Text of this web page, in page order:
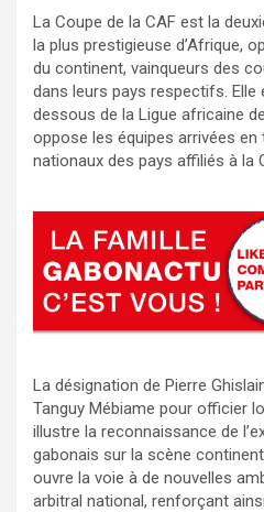
La Coupe de la CAF est la
la plus prestigieuse d’Afrique,
du continent, vainqueurs des
dans leurs pays respectifs. Elle
dessous de la Ligue africaine
oppose les équipes arrivées
nationaux des pays affiliés à la
La désignation de Pierre
Tanguy Mébiame pour officier
illustre la reconnaissance de
gabonais sur la scène
ouvre la voie à de nouvelles
arbitral national, renforçant